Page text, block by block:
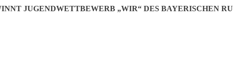
JUGENDWETTBEWERB „WIR“ DES BAYERISCHEN